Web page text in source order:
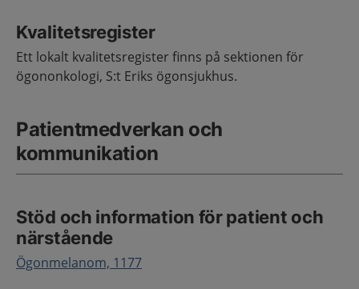
Kvalitetsregister
Ett lokalt kvalitetsregister finns på sektionen för
ögononkologi, S:t Eriks ögonsjukhus.
Patientmedverkan och
kommunikation
Stöd och information för patient och
närstående
Ögonmelanom, 1177